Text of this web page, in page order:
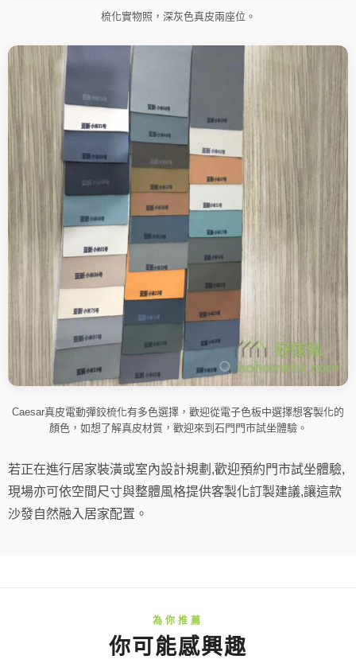
梳化實物照，深灰色真皮兩座位。
Caesar真皮電動彈鉸梳化有多色選擇，歡迎從電子色板中選擇想客製化的
顏色，如想了解真皮材質，歡迎來到石門門市試坐體驗。
若正在進行居家裝潢或室內設計規劃,歡迎預約門市試坐體驗,
現場亦可依空間尺寸與整體風格提供客製化訂製建議,讓這款
沙發自然融入居家配置。
你可能感興趣